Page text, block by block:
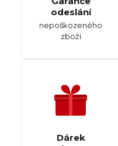
odeslání
nepoškozeného
zboží
Dárek